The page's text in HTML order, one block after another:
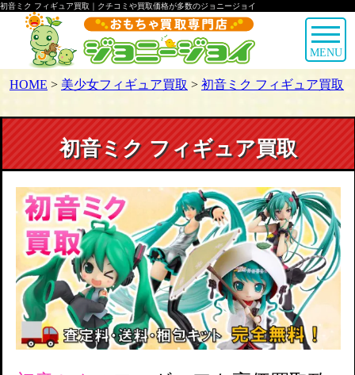
初音ミク フィギュア買取｜クチコミや買取価格が多数のジョニージョイ
MENU
HOME > 美少女フィギュア買取 > 初音ミク フィギュア買取
初音ミク フィギュア買取